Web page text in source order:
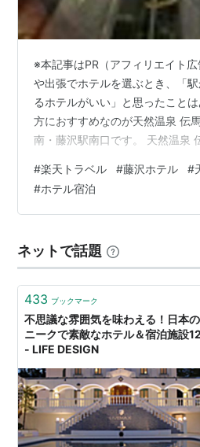
※本記事はPR（アフィリエイト
や出張でホテルを選ぶとき、「
るホテルがいい」と思ったこと
方におすすめなのが天然温泉 伝
南・藤沢駅南口です。 天然温泉
レッシュ🚶 藤沢駅南口からアク
ネスに便利🛏️ 清潔感のある客室
島や鎌倉観光の拠点としても使
と疲れがたまりがちですが、天
めれば、心も体もリ…
#楽天トラベル #藤沢ホテル #
#ホテル宿泊
ネットで話題
433 ブックマーク
不思議な雰囲気を味わえる！日本
ニークで素敵なホテル＆宿泊施設
- LIFE DESIGN